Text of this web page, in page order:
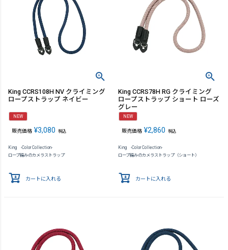
King CCRS108H NV クライミング
ロープストラップ ネイビー
NEW
販売価格 ¥3,080 税込
King -Color Collection-
ロープ編みのカメラストラップ
カートに入れる
King CCRS78H RG クライミング
ロープストラップ ショート ローズ
グレー
NEW
販売価格 ¥2,860 税込
King -Color Collection-
ロープ編みのカメラストラップ（ショート）
カートに入れる